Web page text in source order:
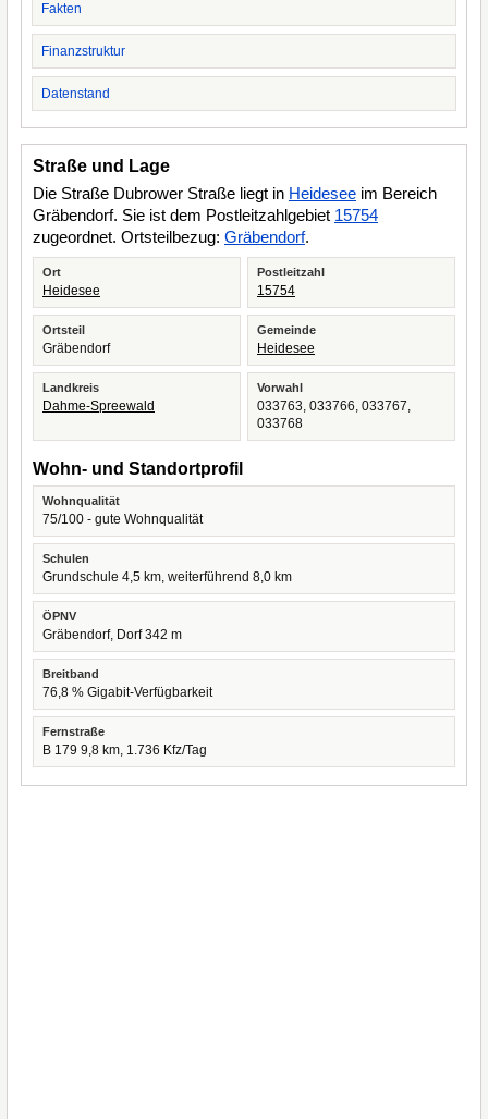
Fakten
Finanzstruktur
Datenstand
Straße und Lage
Die Straße Dubrower Straße liegt in Heidesee im Bereich
Gräbendorf. Sie ist dem Postleitzahlgebiet 15754
zugeordnet. Ortsteilbezug: Gräbendorf.
Ort
Heidesee
Postleitzahl
15754
Ortsteil
Gräbendorf
Gemeinde
Heidesee
Landkreis
Dahme-Spreewald
Vorwahl
033763, 033766, 033767,
033768
Wohn- und Standortprofil
Wohnqualität
75/100 - gute Wohnqualität
Schulen
Grundschule 4,5 km, weiterführend 8,0 km
ÖPNV
Gräbendorf, Dorf 342 m
Breitband
76,8 % Gigabit-Verfügbarkeit
Fernstraße
B 179 9,8 km, 1.736 Kfz/Tag